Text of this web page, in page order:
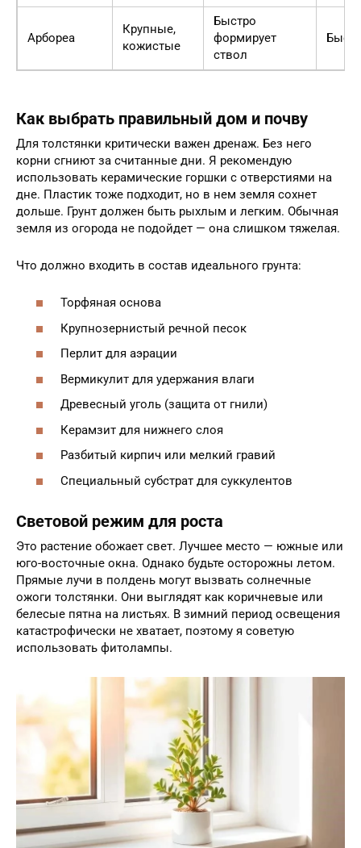
Арбореа
Крупные,
кожистые
Быстро
формирует
ствол
Как выбрать правильный дом и почву
Для толстянки критически важен дренаж. Без него
корни сгниют за считанные дни. Я рекомендую
использовать керамические горшки с отверстиями на
дне. Пластик тоже подходит, но в нем земля сохнет
дольше. Грунт должен быть рыхлым и легким. Обычная
земля из огорода не подойдет — она слишком тяжелая.
Что должно входить в состав идеального грунта:
Торфяная основа
Крупнозернистый речной песок
Перлит для аэрации
Вермикулит для удержания влаги
Древесный уголь (защита от гнили)
Керамзит для нижнего слоя
Разбитый кирпич или мелкий гравий
Специальный субстрат для суккулентов
Световой режим для роста
Это растение обожает свет. Лучшее место — южные или
юго-восточные окна. Однако будьте осторожны летом.
Прямые лучи в полдень могут вызвать солнечные
ожоги толстянки. Они выглядят как коричневые или
белесые пятна на листьях. В зимний период освещения
катастрофически не хватает, поэтому я советую
использовать фитолампы.